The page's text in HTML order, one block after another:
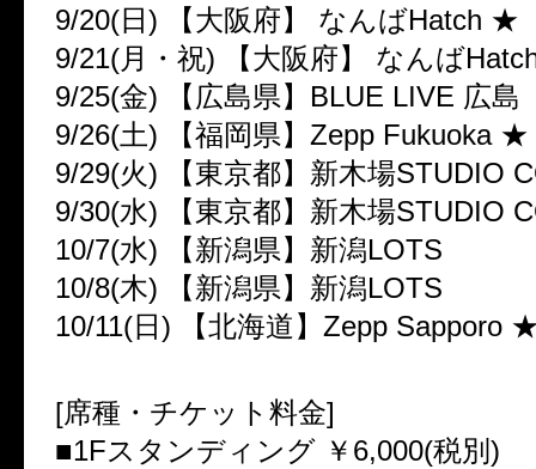
9/20(日) 【大阪府】 なんばHatch ★
9/21(月・祝) 【大阪府】 なんば
9/25(金) 【広島県】BLUE LIVE 広島
9/26(土) 【福岡県】Zepp Fukuoka ★
9/29(火) 【東京都】新木場STUDIO
9/30(水) 【東京都】新木場STUDIO
10/7(水) 【新潟県】新潟LOTS
10/8(木) 【新潟県】新潟LOTS
10/11(日) 【北海道】Zepp Sapporo
[席種・チケット料金]
■1Fスタンディング ￥6,000(税別)